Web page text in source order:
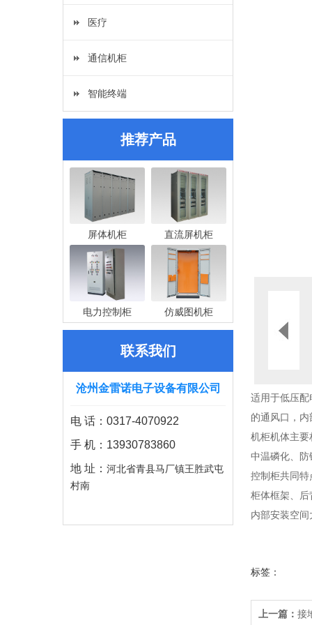
医疗
通信机柜
智能终端
推荐产品
屏体机柜 直流屏机柜
电力控制柜 仿威图机柜
联系我们
沧州金雷诺电子设备有限公司
电 话：0317-4070922
手 机：13930783860
地 址： 河北省青县马厂镇王胜武屯
村南
适用于低压
的通风口，
机柜机体主
中温磷化、
控制柜共同
柜体框架、
内部安装空间
标签：
上一篇： 接